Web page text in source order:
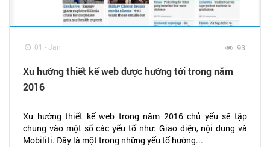
01 - Jan 93
Xu hướng thiết kế web được hướng tới trong năm
2016
Xu hướng thiết kế web trong năm 2016 chủ yếu sẽ tập
chung vào một số các yếu tố như: Giao diện, nội dung và
Mobiliti. Đây là một trong những yếu tố hướng...